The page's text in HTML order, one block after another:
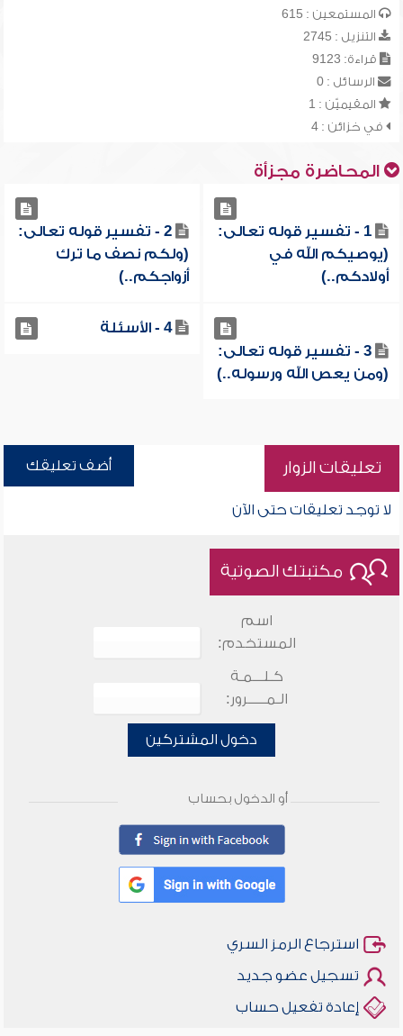
المستمعين : 615
التنزيل : 2745
قراءة: 9123
الرسائل : 0
المقيميّن : 1
في خزائن : 4
المحاضرة مجزأة
1 - تفسير قوله تعالى:
(يوصيكم الله في
أولادكم..)
2 - تفسير قوله تعالى:
(ولكم نصف ما ترك
أزواجكم..)
3 - تفسير قوله تعالى:
(ومن يعص الله ورسوله..)
4 - الأسئلة
تعليقات الزوار أضف تعليقك
لا توجد تعليقات حتى الآن
مكتبتك الصوتية
اسم
المستخدم:
كـلـــمـة
الـمـــــرور:
دخول المشتركين
أو الدخول بحساب
استرجاع الرمز السري
تسجيل عضو جديد
إعادة تفعيل حساب